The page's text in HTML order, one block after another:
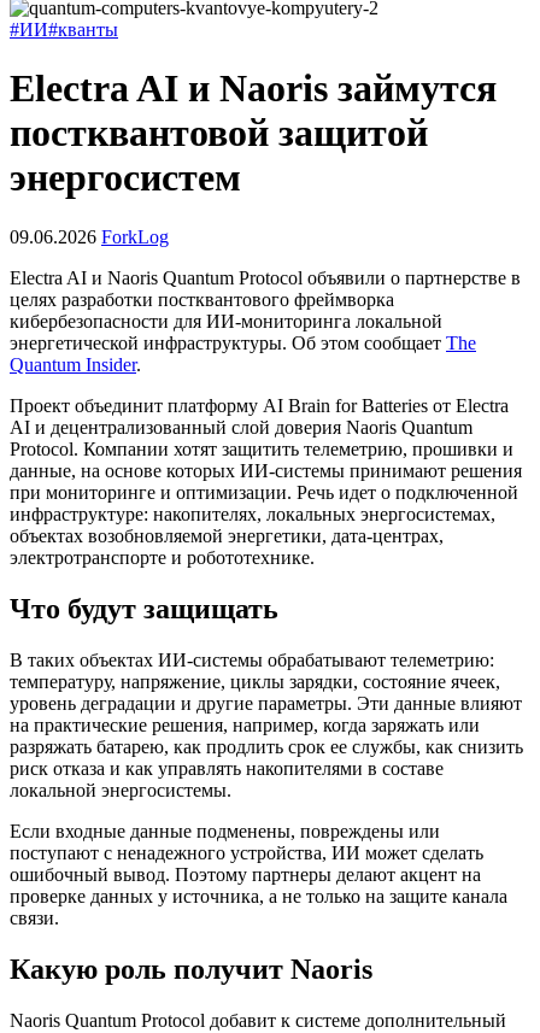
#ИИ#кванты
Electra AI и Naoris займутся
постквантовой защитой
энергосистем
09.06.2026 ForkLog
Electra AI и Naoris Quantum Protocol объявили о партнерстве в
целях разработки постквантового фреймворка
кибербезопасности для ИИ-мониторинга локальной
энергетической инфраструктуры. Об этом сообщает The
Quantum Insider.
Проект объединит платформу AI Brain for Batteries от Electra
AI и децентрализованный слой доверия Naoris Quantum
Protocol. Компании хотят защитить телеметрию, прошивки и
данные, на основе которых ИИ-системы принимают решения
при мониторинге и оптимизации. Речь идет о подключенной
инфраструктуре: накопителях, локальных энергосистемах,
объектах возобновляемой энергетики, дата-центрах,
электротранспорте и робототехнике.
Что будут защищать
В таких объектах ИИ-системы обрабатывают телеметрию:
температуру, напряжение, циклы зарядки, состояние ячеек,
уровень деградации и другие параметры. Эти данные влияют
на практические решения, например, когда заряжать или
разряжать батарею, как продлить срок ее службы, как снизить
риск отказа и как управлять накопителями в составе
локальной энергосистемы.
Если входные данные подменены, повреждены или
поступают с ненадежного устройства, ИИ может сделать
ошибочный вывод. Поэтому партнеры делают акцент на
проверке данных у источника, а не только на защите канала
связи.
Какую роль получит Naoris
Naoris Quantum Protocol добавит к системе дополнительный